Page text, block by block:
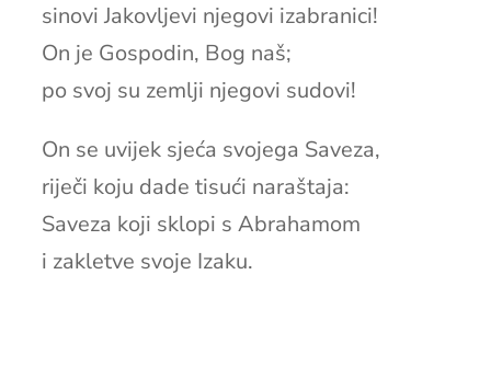
sinovi Jakovljevi njegovi izabranici!
On je Gospodin, Bog naš;
po svoj su zemlji njegovi sudovi!
On se uvijek sjeća svojega Saveza,
riječi koju dade tisući naraštaja:
Saveza koji sklopi s Abrahamom
i zakletve svoje Izaku.